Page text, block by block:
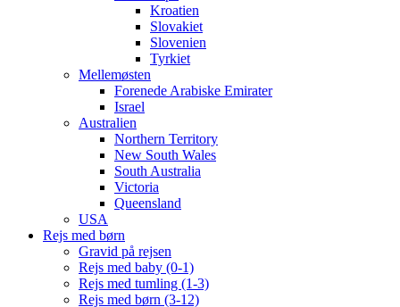
Kroatien
Slovakiet
Slovenien
Tyrkiet
Mellemøsten
Forenede Arabiske Emirater
Israel
Australien
Northern Territory
New South Wales
South Australia
Victoria
Queensland
USA
Rejs med børn
Gravid på rejsen
Rejs med baby (0-1)
Rejs med tumling (1-3)
Rejs med børn (3-12)